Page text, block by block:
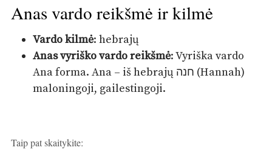
Anas vardo reikšmė ir kilmė
Vardo kilmė: hebrajų
Anas vyriško vardo reikšmė: Vyriška vardo
Ana forma. Ana – iš hebrajų חנה (Hannah)
maloningoji, gailestingoji.
Taip pat skaitykite: